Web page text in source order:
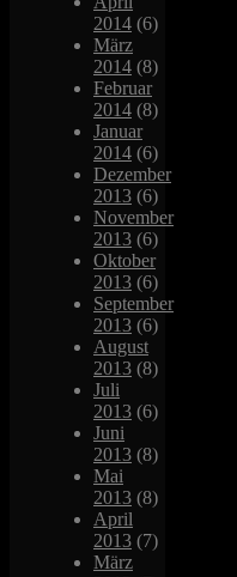
2014 (6)
März
2014 (8)
Februar
2014 (8)
Januar
2014 (6)
Dezember
2013 (6)
November
2013 (6)
Oktober
2013 (6)
September
2013 (6)
August
2013 (8)
Juli
2013 (6)
Juni
2013 (8)
Mai
2013 (8)
April
2013 (7)
März